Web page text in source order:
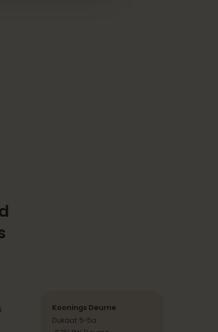
Koonings Deurne
Dukaat 5-5a